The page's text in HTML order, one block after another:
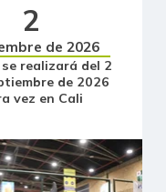
2
de 2026
realizará del 2
de 2026
vez en Cali